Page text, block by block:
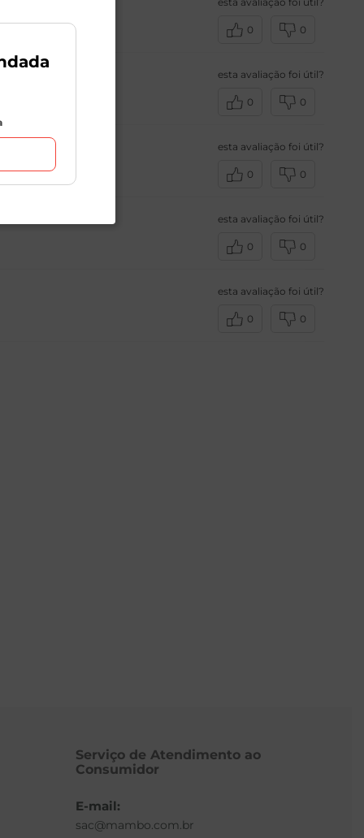
0 0
esta avaliação foi útil?
0 0
esta avaliação foi útil?
0 0
esta avaliação foi útil?
0 0
esta avaliação foi útil?
0 0
Serviço de Atendimento ao
Consumidor
E-mail:
sac@mambo.com.br